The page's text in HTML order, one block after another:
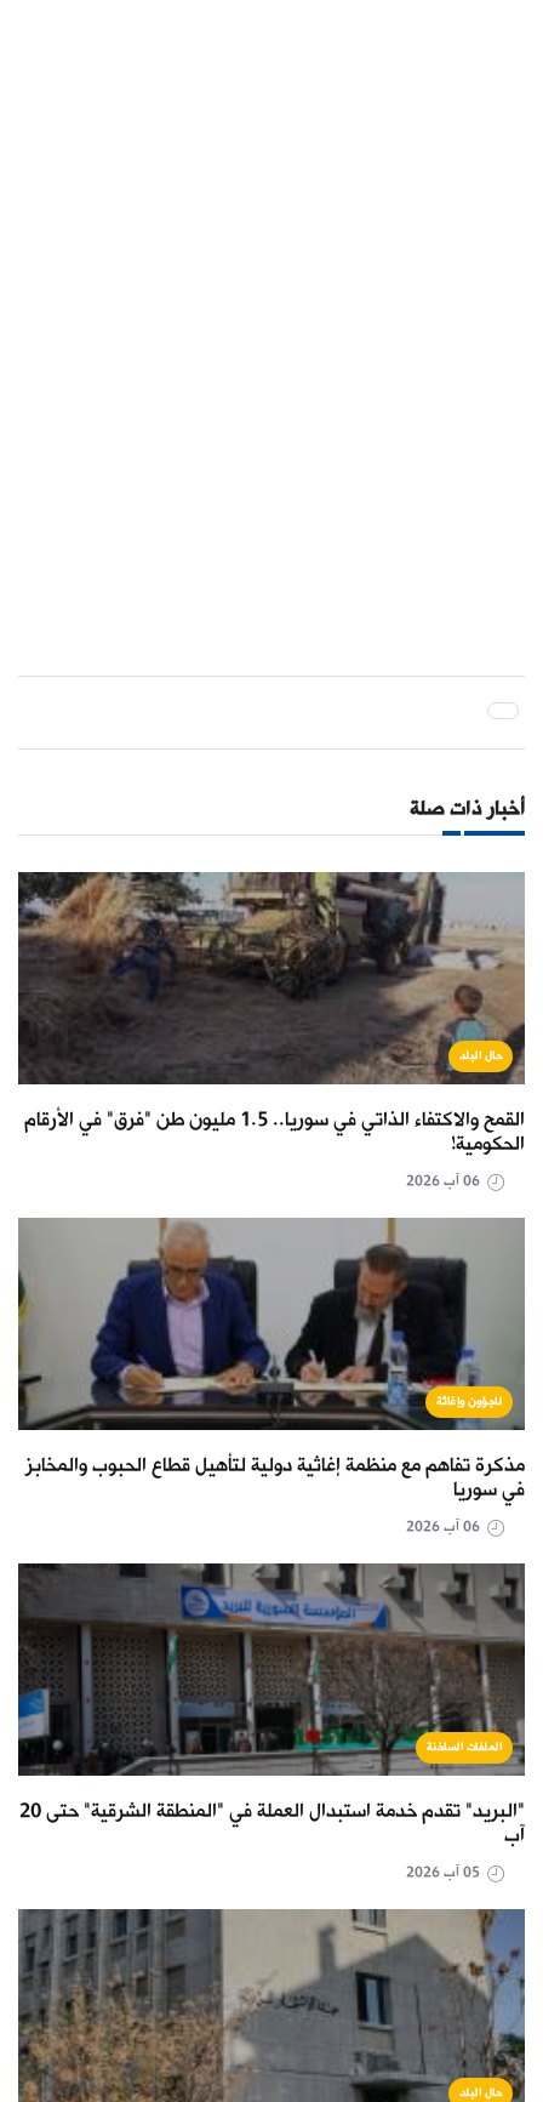
أخبار ذات صلة
حال البلد
القمح والاكتفاء الذاتي في سوريا.. 1.5 مليون طن "فرق" في الأرقام
الحكومية!
لاجؤون وإغاثة
مذكرة تفاهم مع منظمة إغاثية دولية لتأهيل قطاع الحبوب والمخابز
في سوريا
الملفات الساخنة
"البريد" تقدم خدمة استبدال العملة في "المنطقة الشرقية" حتى 20
آب
حال البلد